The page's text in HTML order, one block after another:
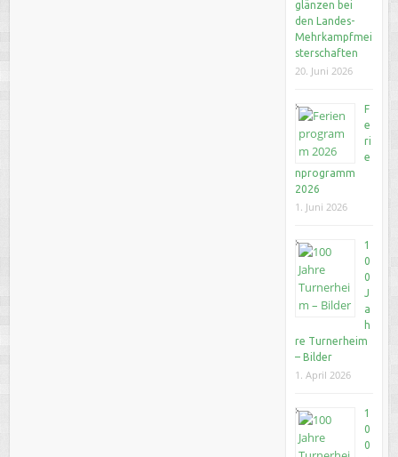
glänzen bei
den Landes-
Mehrkampfmei
sterschaften
20. Juni 2026
F
e
ri
e
nprogramm
2026
1. Juni 2026
1
0
0
J
a
h
re Turnerheim
– Bilder
1. April 2026
1
0
0